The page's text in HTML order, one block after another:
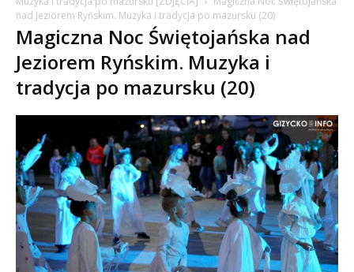
nad Jeziorem Ryńskim. Muzyka i tradycja po mazursku (20)
Magiczna Noc Świętojańska nad
Jeziorem Ryńskim. Muzyka i
tradycja po mazursku (20)